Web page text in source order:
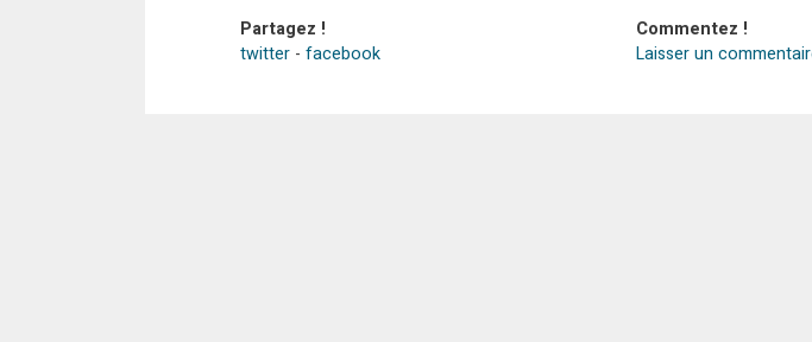
Partagez !
twitter - facebook
Commentez !
Laisser un